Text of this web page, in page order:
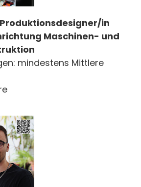
in
Maschinen- und
mindestens Mittlere